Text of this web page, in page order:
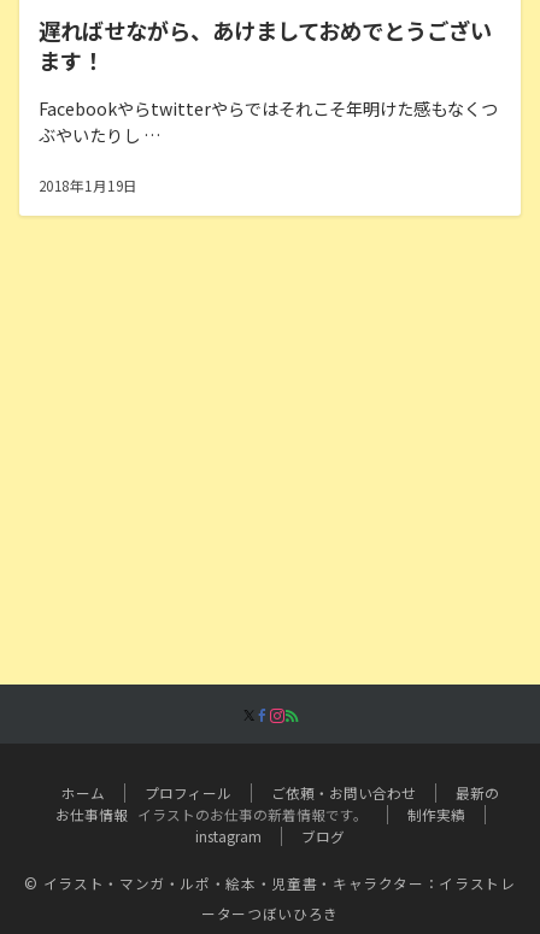
遅ればせながら、あけましておめでとうござい
ます！
Facebookやらtwitterやらではそれこそ年明けた感もなくつ
ぶやいたりし …
2018年1月19日
ホーム プロフィール ご依頼・お問い合わせ
最新の
お仕事情報
イラストのお仕事の新着情報です。
制作実績
instagram
ブログ
© イラスト・マンガ・ルポ・絵本・児童書・キャラクター：イラストレ
ーターつぼいひろき